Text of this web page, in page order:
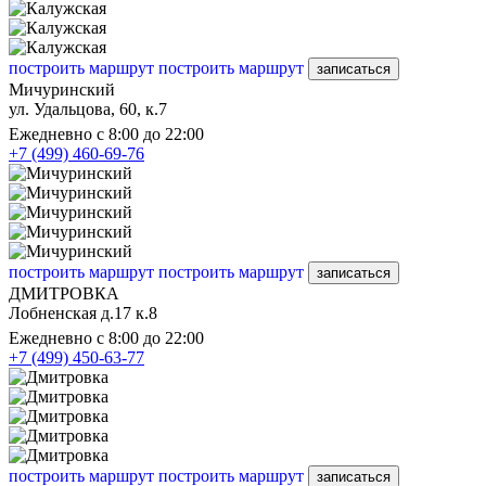
построить маршрут построить маршрут записаться
Мичуринский
ул. Удальцова, 60, к.7
Ежедневно с 8:00 до 22:00
+7 (499) 460-69-76
построить маршрут построить маршрут записаться
ДМИТРОВКА
Лобненская д.17 к.8
Ежедневно с 8:00 до 22:00
+7 (499) 450-63-77
построить маршрут построить маршрут записаться